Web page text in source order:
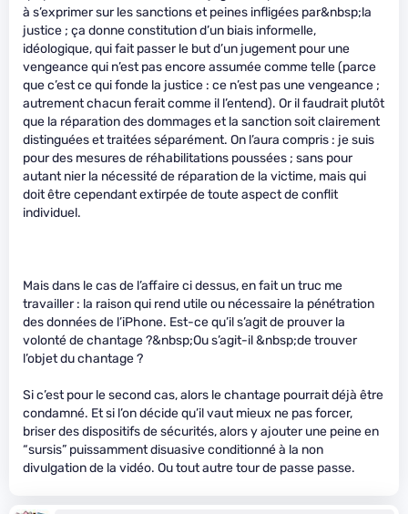
à s’exprimer sur les sanctions et peines infligées par&nbsp;la
justice ; ça donne constitution d’un biais informelle,
idéologique, qui fait passer le but d’un jugement pour une
vengeance qui n’est pas encore assumée comme telle (parce
que c’est ce qui fonde la justice : ce n’est pas une vengeance ;
autrement chacun ferait comme il l’entend). Or il faudrait plutôt
que la réparation des dommages et la sanction soit clairement
distinguées et traitées séparément. On l’aura compris : je suis
pour des mesures de réhabilitations poussées ; sans pour
autant nier la nécessité de réparation de la victime, mais qui
doit être cependant extirpée de toute aspect de conflit
individuel.
Mais dans le cas de l’affaire ci dessus, en fait un truc me
travailler : la raison qui rend utile ou nécessaire la pénétration
des données de l’iPhone. Est-ce qu’il s’agit de prouver la
volonté de chantage ?&nbsp;Ou s’agit-il &nbsp;de trouver
l’objet du chantage ?
Si c’est pour le second cas, alors le chantage pourrait déjà être
condamné. Et si l’on décide qu’il vaut mieux ne pas forcer,
briser des dispositifs de sécurités, alors y ajouter une peine en
“sursis” puissamment disuasive conditionné à la non
divulgation de la vidéo. Ou tout autre tour de passe passe.